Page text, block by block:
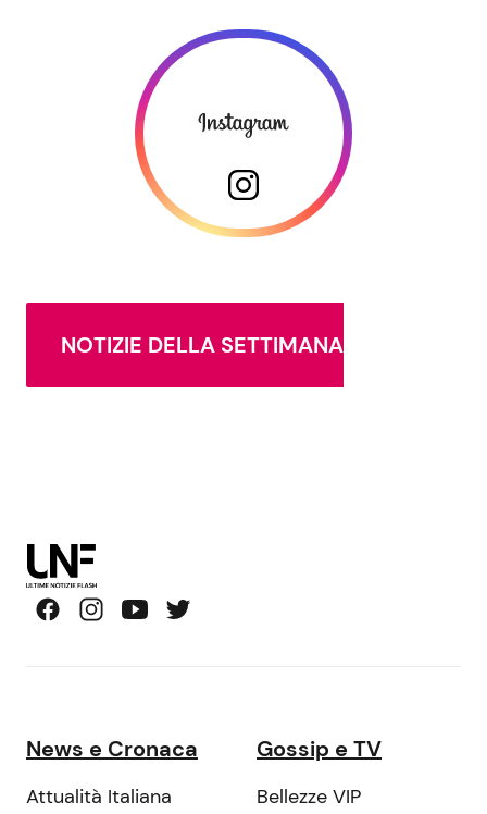
NOTIZIE DELLA SETTIMANA
News e Cronaca
Attualità Italiana
Gossip e TV
Bellezze VIP